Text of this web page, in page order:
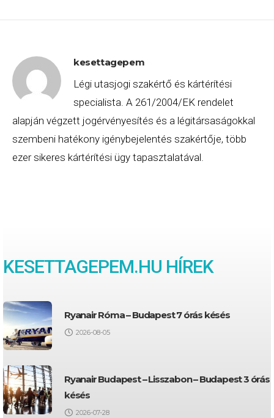
kesettagepem
Légi utasjogi szakértő és kártérítési
specialista. A 261/2004/EK rendelet
alapján végzett jogérvényesítés és a légitársaságokkal
szembeni hatékony igénybejelentés szakértője, több
ezer sikeres kártérítési ügy tapasztalatával.
KESETTAGEPEM.HU HÍREK
Ryanair Róma – Budapest 7 órás késés
2026-08-05
Ryanair Budapest – Lisszabon – Budapest 3 órás
késés
2026-07-28